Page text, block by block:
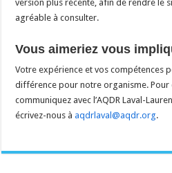
version plus récente, afin de rendre le
agréable à consulter.
Vous aimeriez vous
Votre expérience et vos compétences
différence pour notre organisme. Pour
communiquez avec l’AQDR Laval-
écrivez-nous àaqdrlaval@aqdr.org.